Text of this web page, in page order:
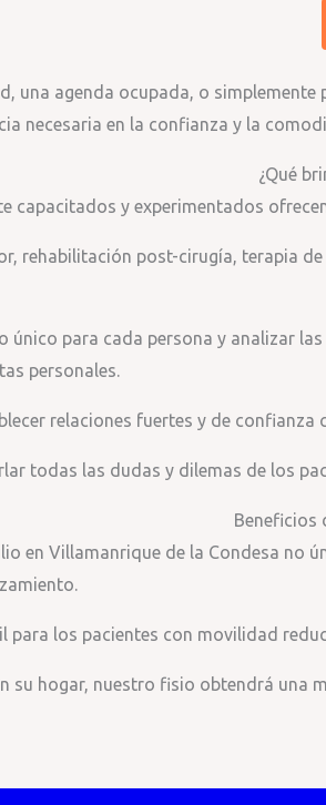
una agenda ocupada, o
necesaria en la confianza y la
¿Qué
capacitados y experimentados
rehabilitación post-cirugía, terapia
único para cada persona y analizar
personales.
relaciones fuertes y de
todas las dudas y dilemas de los
Beneficios
en Villamanrique de la Condesa no
para los pacientes con movilidad
su hogar, nuestro fisio obtendrá una